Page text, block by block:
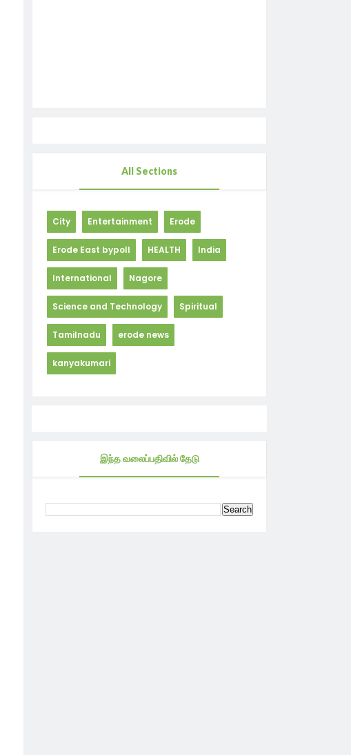
All Sections
City Entertainment Erode
Erode East bypoll HEALTH India
International Nagore
Science and Technology Spiritual
Tamilnadu erode news
kanyakumari
இந்த வலைப்பதிவில் தேடு